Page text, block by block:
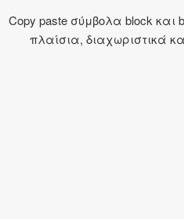
Copy paste σύμβολα block και
πλαίσια, διαχωριστικά